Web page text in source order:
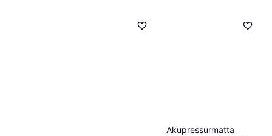
Akupressurmatta